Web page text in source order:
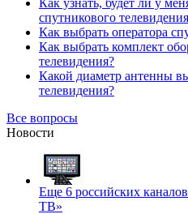
Как узнать, будет ли у
спутникового
Как выбрать оператора
Как выбрать комплект
телевидения?
Какой диаметр антенны
телевидения?
Все вопросы
Новости
Еще 6 российских
ТВ»